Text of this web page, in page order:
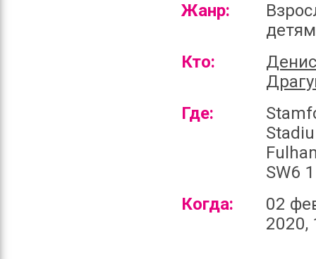
Жанр:
детям
Кто:
Где:
SW6
Когда:
02
2020,